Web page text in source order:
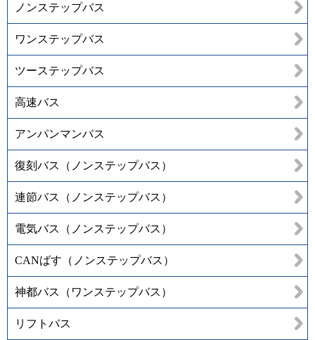
ノンステップバス
ワンステップバス
ツーステップバス
高速バス
アンパンマンバス
復刻バス（ノンステップバス）
連節バス（ノンステップバス）
電気バス（ノンステップバス）
CANばす（ノンステップバス）
神都バス（ワンステップバス）
リフトバス